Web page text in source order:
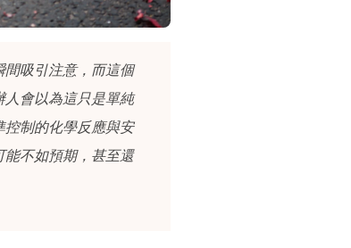
間吸引注意，而這個
人會以為這只是單純
控制的化學反應與安
能不如預期，甚至還